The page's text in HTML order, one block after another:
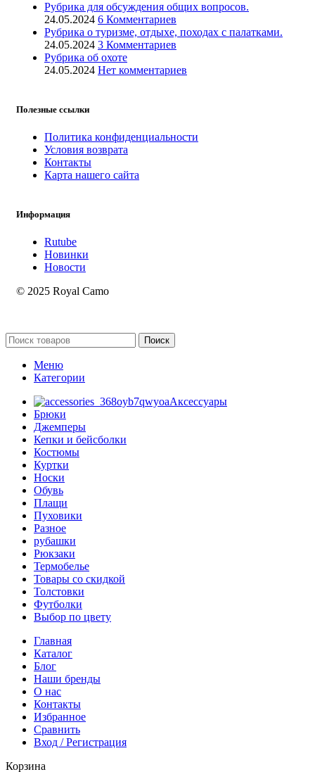
Рубрика для обсуждения общих вопросов.
24.05.2024 6 Комментариев
Рубрика о туризме, отдыхе, походах с палатками.
24.05.2024 3 Комментариев
Рубрика об охоте
24.05.2024 Нет комментариев
Полезные ссылки
Политика конфиденциальности
Условия возврата
Контакты
Карта нашего сайта
Информация
Rutube
Новинки
Новости
© 2025 Royal Camo
Поиск
Меню
Категории
Аксессуары
Брюки
Джемперы
Кепки и бейсболки
Костюмы
Куртки
Носки
Обувь
Плащи
Пуховики
Разное
рубашки
Рюкзаки
Термобелье
Товары со скидкой
Толстовки
Футболки
Выбор по цвету
Главная
Каталог
Блог
Наши бренды
О нас
Контакты
Избранное
Сравнить
Вход / Регистрация
Корзина